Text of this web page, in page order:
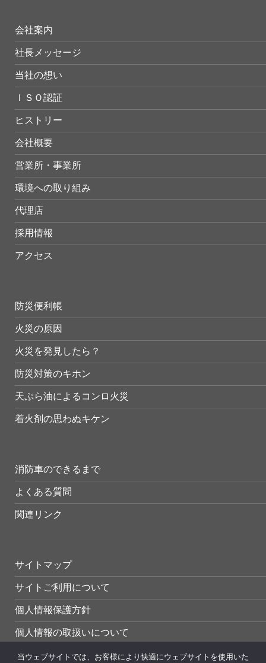
会社案内
社長メッセージ
当社の想い
ＩＳＯ認証
ヒストリー
会社概要
営業所・事業所
環境への取り組み
代理店
採用情報
アクセス
防災便利帳
火災の原因
火災を発見したら？
防災対策のキホン
天ぷら油によるコンロ火災
着火剤の思わぬキケン
消防車のできるまで
よくある質問
関連リンク
サイトマップ
サイトご利用について
個人情報保護方針
個人情報の取扱いについて
当ウェブサイトでは、お客様により快適にウェブサイトを使用いた